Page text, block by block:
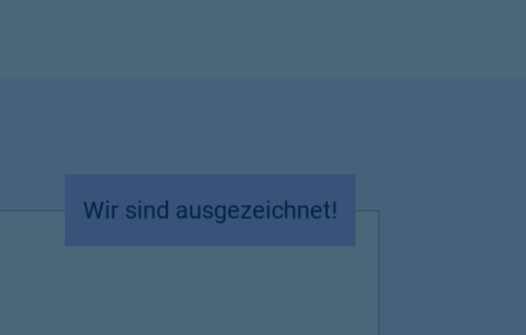
Wir sind ausgezeichnet!